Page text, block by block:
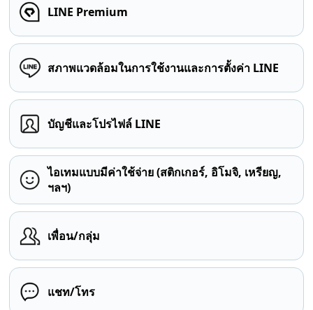
LINE Premium
สภาพแวดล้อมในการใช้งานและการตั้งค่า LINE
บัญชีและโปรไฟล์ LINE
ไอเทมแบบมีค่าใช้จ่าย (สติกเกอร์, อิโมจิ, เหรียญ,
ฯลฯ)
เพื่อน/กลุ่ม
แชท/โทร